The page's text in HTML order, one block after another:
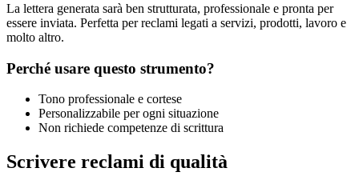
La lettera generata sarà ben strutturata, professionale e pronta per
essere inviata. Perfetta per reclami legati a servizi, prodotti, lavoro e
molto altro.
Perché usare questo strumento?
Tono professionale e cortese
Personalizzabile per ogni situazione
Non richiede competenze di scrittura
Scrivere reclami di qualità